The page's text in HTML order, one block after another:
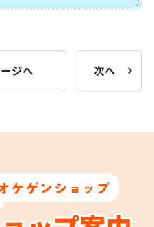
ジへ 次へ
ケゲンショップ